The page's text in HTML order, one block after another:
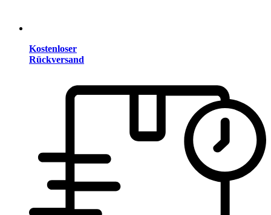
Kostenloser
Rückversand